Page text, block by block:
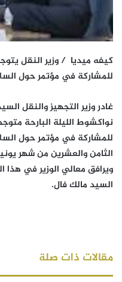
كيفه ميديا / وزير النقل
للمشاركة في مؤتمر حول
غادر وزير التجهيز والنقل
نواكشوط الليلة البارحة
للمشاركة في مؤتمر حول
الثامن والعشرين من شهر
ويرافق معالي الوزير في هذا
السيد مالك فال.
مقالات ذات صلة